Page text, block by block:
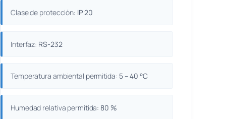
Clase de protección: IP 20
Interfaz: RS-232
Temperatura ambiental permitida: 5 – 40 °C
Humedad relativa permitida: 80 %